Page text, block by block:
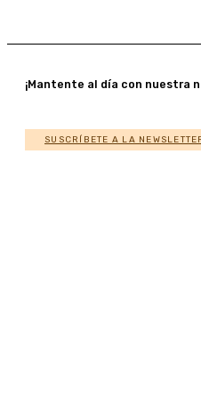
¡Mantente al día con nuestra
SUSCRÍBETE A LA